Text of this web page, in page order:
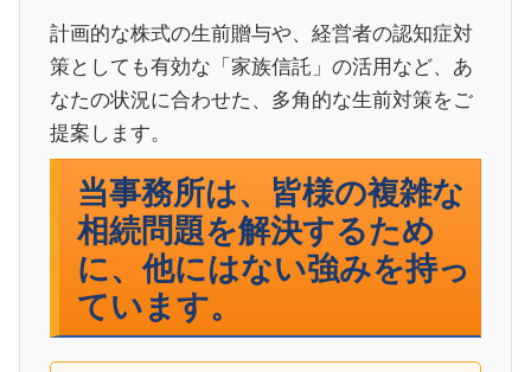
計画的な株式の生前贈与や、経営者の認知症対
策としても有効な「家族信託」の活用など、あ
なたの状況に合わせた、多角的な生前対策をご
提案します。
当事務所は、皆様の複雑な
相続問題を解決するため
に、他にはない強みを持っ
ています。